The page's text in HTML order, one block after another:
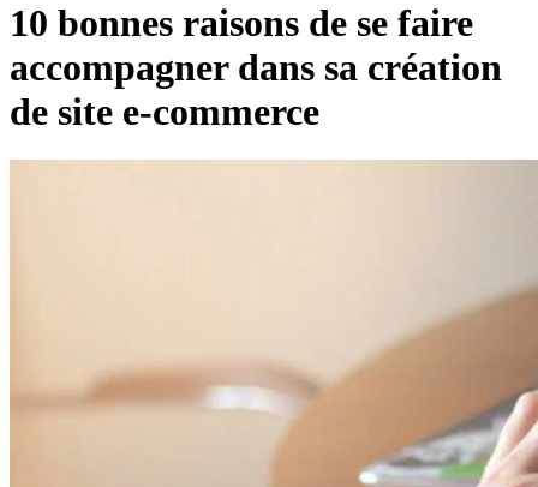
10 bonnes raisons de se faire
accompagner dans sa création
de site e-commerce